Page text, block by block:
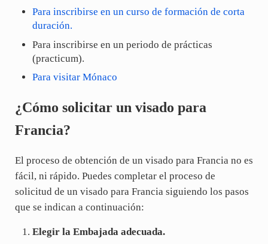
Para inscribirse en un curso de formación de corta
duración.
Para inscribirse en un periodo de prácticas
(practicum).
Para visitar Mónaco
¿Cómo solicitar un visado para
Francia?
El proceso de obtención de un visado para Francia no es
fácil, ni rápido. Puedes completar el proceso de
solicitud de un visado para Francia siguiendo los pasos
que se indican a continuación:
Elegir la Embajada adecuada.